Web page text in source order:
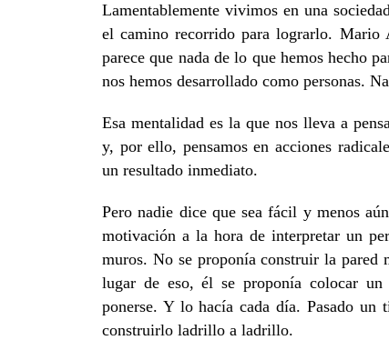
Lamentablemente vivimos en una
el camino recorrido para lograrlo. Mario
parece que nada de lo que hemos hecho
nos hemos desarrollado como personas.
Esa mentalidad es la que nos lleva a
y, por ello, pensamos en acciones
un resultado inmediato.
Pero nadie dice que sea fácil y menos
motivación a la hora de interpretar un
muros. No se proponía construir la pared
lugar de eso, él se proponía colocar
ponerse. Y lo hacía cada día. Pasado
construirlo ladrillo a ladrillo.